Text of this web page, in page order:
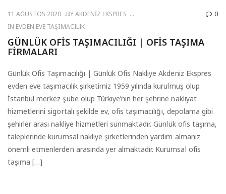
11 AĞUSTOS 2020 BYAKDENIZ EKSPRES
IN EVDEN EVE TAŞIMACILIK
0
GÜNLÜK OFIS TAŞIMACILIĞI | OFIS TAŞIMA
FIRMALARI
Günlük Ofis Taşımacılığı | Günlük Ofis Nakliye Akdeniz Ekspres
evden eve taşımacılık şirketimiz 1959 yılında kurulmuş olup
İstanbul merkez şube olup Türkiye’nin her şehrine nakliyat
hizmetlerini sigortalı şekilde ev, ofis taşımacılığı, depolama gibi
şehirler arası nakliye hizmetleri sunmaktadır. Günlük ofis taşıma,
taleplerinde kurumsal nakliye şirketlerinden yardım almanız
önemli etmenlerden arasında yer almaktadır. Kurumsal ofis
taşıma […]